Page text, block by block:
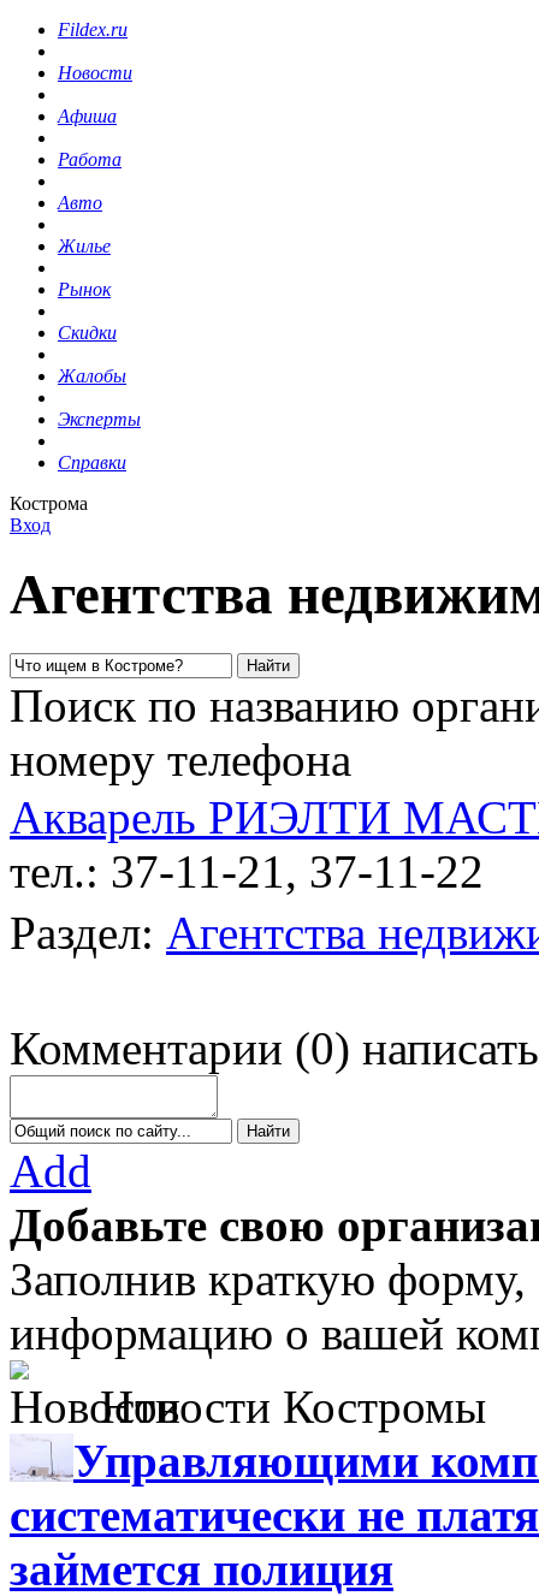
Fildex.ru
Новости
Афиша
Работа
Авто
Жилье
Рынок
Скидки
Жалобы
Эксперты
Справки
Кострома
Вход
Агентства
Поиск по названию
номеру телефона
Акварель РИЭЛТИ
тел.: 37-11-21, 37-11-22
Раздел: Агентства
Комментарии (0) написать
Add
Добавьте свою
Заполнив краткую
информацию о вашей
Новости Костромы
Управляющими
систематически не
займется полиция